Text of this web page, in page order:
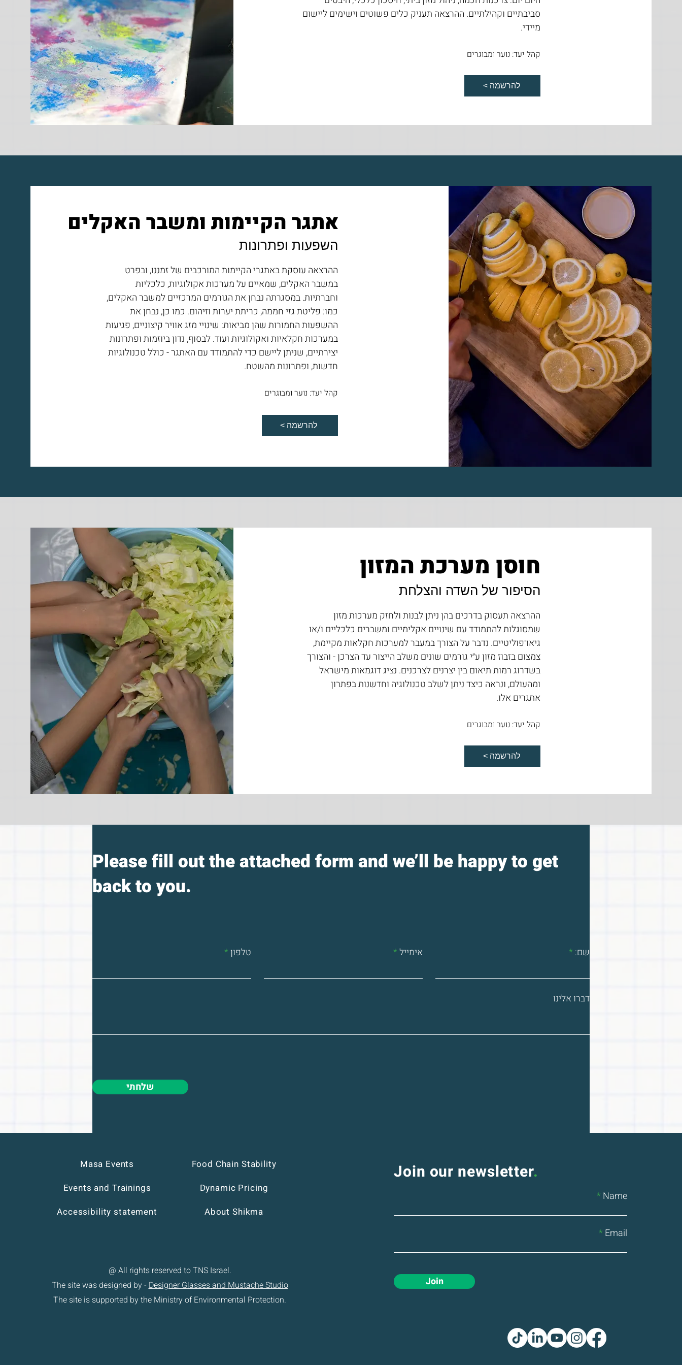
סביבתיים וקהילתיים. ההרצאה תעניק כלים פשוטים וישימים ליישום
מיידי.
קהל יעד: נוער ומבוגרים
< להרשמה
אתגר הקיימות ומשבר האקלים
השפעות ופתרונות
ההרצאה עוסקת באתגרי הקיימות המורכבים של זמננו, ובפרט
במשבר האקלים, שמאיים על מערכות אקולוגיות, כלכליות
וחברתיות. במסגרתה נבחן את הגורמים המרכזיים למשבר האקלים,
כמו: פליטת גזי חממה, כריתת יערות וזיהום. כמו כן, נבחן את
ההשפעות החמורות שהן מביאות: שינויי מזג אוויר קיצוניים, פגיעות
במערכות חקלאיות ואקולוגיות ועוד. לבסוף, נדון ביוזמות ופתרונות
יצירתיים, שניתן ליישם כדי להתמודד עם האתגר - כולל טכנולוגיות
חדשות, ופתרונות מהשטח.
קהל יעד: נוער ומבוגרים
< להרשמה
חוסן מערכת המזון
הסיפור של השדה והצלחת
ההרצאה תעסוק בדרכים בהן ניתן לבנות ולחזק מערכות מזון
שמסוגלות להתמודד עם שינויים אקלימיים ומשברים כלכליים ו/או
גיאו־פוליטיים. נדבר על הצורך במעבר למערכות חקלאות מקיימת,
צמצום בזבוז מזון ע״י גורמים שונים משלב הייצור עד הצרכן - והצורך
בשדרוג רמות תיאום בין יצרנים לצרכנים. נציג דוגמאות מישראל
ומהעולם, ונראה כיצד ניתן לשלב טכנולוגיה וחדשנות בפתרון
אתגרים אלו.
קהל יעד: נוער ומבוגרים
< להרשמה
Please fill out the attached form and we’ll be happy to get
back to you.
טלפון אימייל שם:
דברו אלינו
שלחתי
Masa Events
Events and Trainings
Accessibility statement
Food Chain Stability
Dynamic Pricing
About Shikma
@ All rights reserved to TNS Israel.
The site was designed by -Designer Glasses and Mustache Studio
The site is supported by the Ministry of Environmental Protection.
Join our newsletter.
Name
Email
Join